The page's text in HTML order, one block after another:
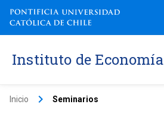
Instituto de Economía
Inicio keyboard_arrow_right Seminarios